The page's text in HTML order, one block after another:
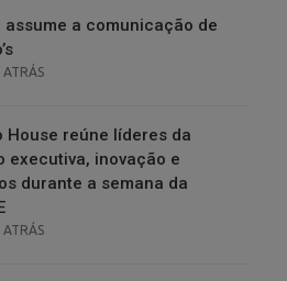
assume a comunicação de
ATRÁS
House reúne líderes da
executiva, inovação e
durante a semana da
ATRÁS